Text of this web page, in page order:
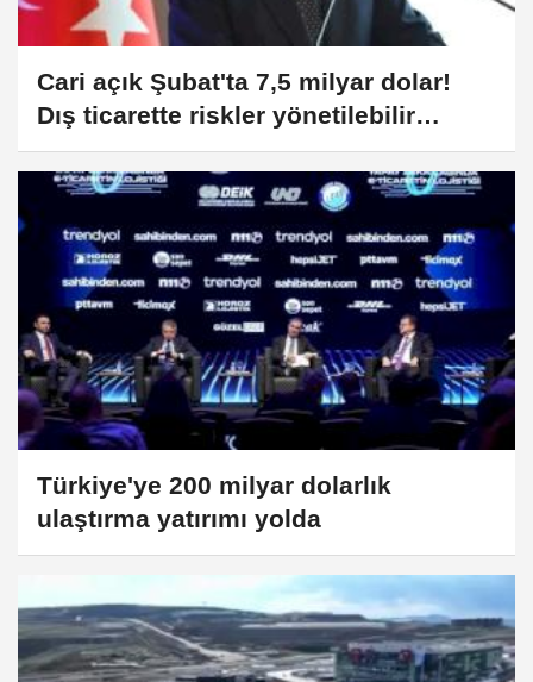
Cari açık Şubat'ta 7,5 milyar dolar!
Dış ticarette riskler yönetilebilir
seviyede
Türkiye'ye 200 milyar dolarlık
ulaştırma yatırımı yolda